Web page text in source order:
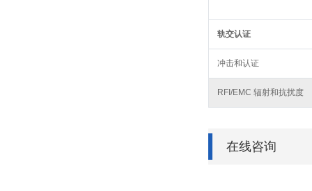
轨交认证
冲击和认证
RFI/EMC 辐射和抗扰度
在线咨询